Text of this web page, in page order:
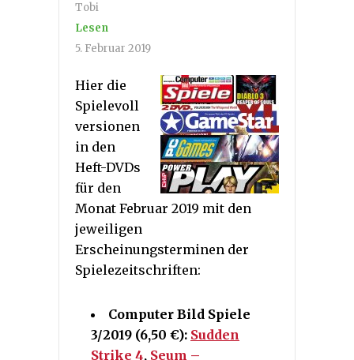
Tobi
Lesen
5. Februar 2019
Hier die
Spielevoll
versionen
in den
Heft-DVDs
für den
Monat Februar 2019 mit den
jeweiligen
Erscheinungsterminen der
Spielezeitschriften:
Computer Bild Spiele
3/2019 (6,50 €): Sudden
Strike 4, Seum –